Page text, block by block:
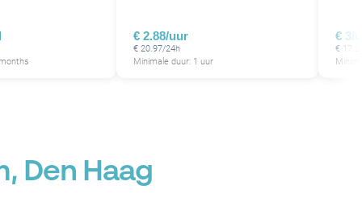
€ 2.88/uur
€ 20.97/24h
Minimale duur: 1 uur
€ 3/
€
Den Haag